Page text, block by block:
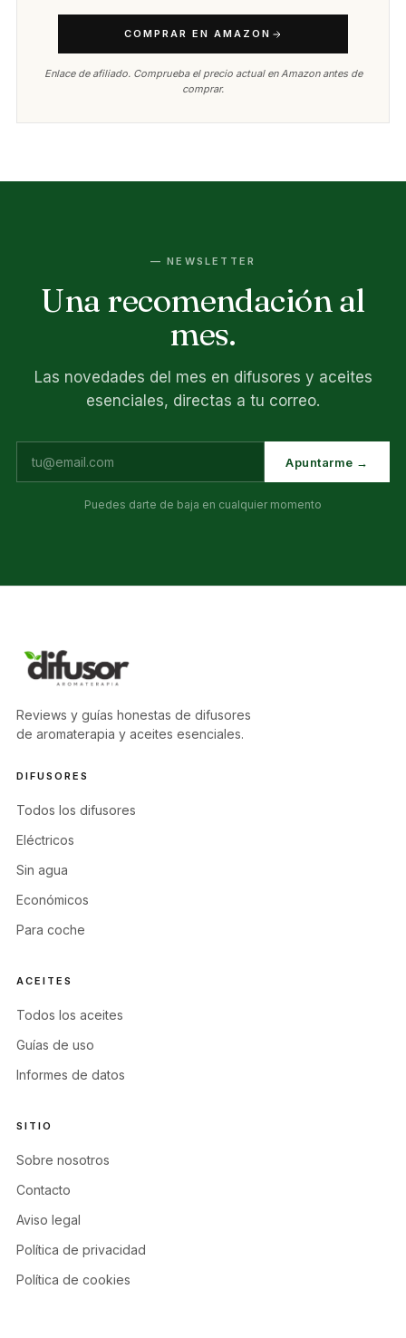
COMPRAR EN AMAZON
Enlace de afiliado. Comprueba el precio actual en Amazon antes de
comprar.
— NEWSLETTER
Una recomendación al
mes.
Las novedades del mes en difusores y aceites
esenciales, directas a tu correo.
Apuntarme →
Puedes darte de baja en cualquier momento
Reviews y guías honestas de difusores
de aromaterapia y aceites esenciales.
DIFUSORES
Todos los difusores
Eléctricos
Sin agua
Económicos
Para coche
ACEITES
Todos los aceites
Guías de uso
Informes de datos
SITIO
Sobre nosotros
Contacto
Aviso legal
Política de privacidad
Política de cookies